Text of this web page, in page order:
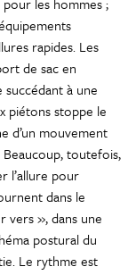
rapides. Les
de sac en
succédant à une
piétons stoppe le
d’un mouvement
toutefois,
l’allure pour
dans le
vers », dans une
postural du
Le rythme est